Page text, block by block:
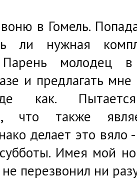
в Гомель.
ли нужная
Парень молодец
и предлагать
как.
что также
делает это вяло
Имея мой
перезвонил ни